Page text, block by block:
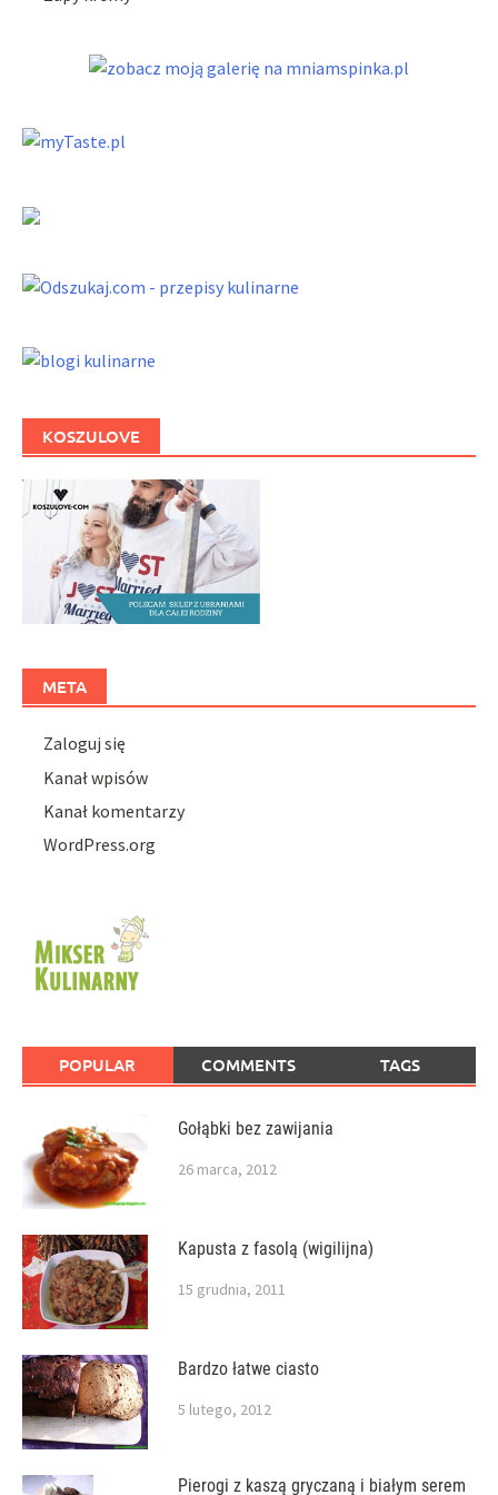
KOSZULOVE
META
Zaloguj się
Kanał wpisów
Kanał komentarzy
WordPress.org
POPULAR COMMENTS TAGS
Gołąbki bez zawijania
26 marca, 2012
Kapusta z fasolą (wigilijna)
15 grudnia, 2011
Bardzo łatwe ciasto
5 lutego, 2012
Pierogi z kaszą gryczaną i białym serem